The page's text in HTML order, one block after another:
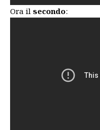
Ora il secondo: